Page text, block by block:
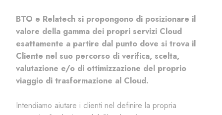
BTO e Relatech si propongono di posizionare il
valore della gamma dei propri servizi Cloud
esattamente a partire dal punto dove si trova il
Cliente nel suo percorso di verifica, scelta,
valutazione e/o di ottimizzazione del proprio
viaggio di trasformazione al Cloud.
Intendiamo aiutare i clienti nel definire la propria